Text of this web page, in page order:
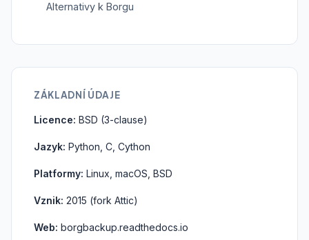
Alternativy k Borgu
ZÁKLADNÍ ÚDAJE
Licence: BSD (3-clause)
Jazyk: Python, C, Cython
Platformy: Linux, macOS, BSD
Vznik: 2015 (fork Attic)
Web: borgbackup.readthedocs.io